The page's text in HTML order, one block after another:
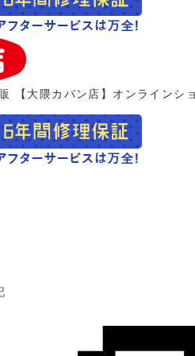
【大隈カバン店】オンラインシ